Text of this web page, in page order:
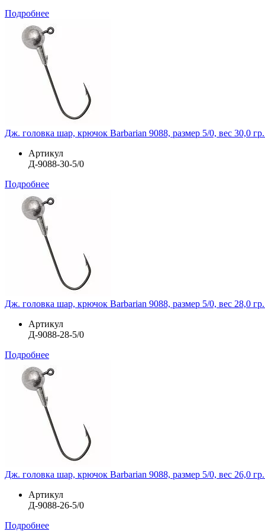
Подробнее
Дж. головка шар, крючок Barbarian 9088, размер 5/0, вес 30,0
Артикул
Д-9088-30-5/0
Подробнее
Дж. головка шар, крючок Barbarian 9088, размер 5/0, вес 28,0
Артикул
Д-9088-28-5/0
Подробнее
Дж. головка шар, крючок Barbarian 9088, размер 5/0, вес 26,0
Артикул
Д-9088-26-5/0
Подробнее